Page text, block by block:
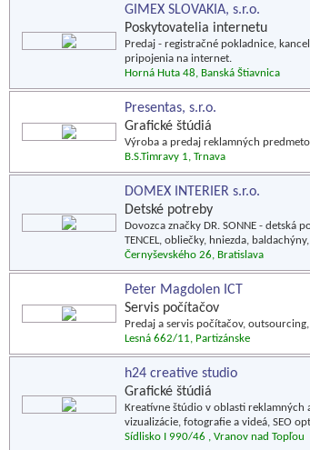
GIMEX SLOVAKIA, s.r.o.
Poskytovatelia internetu
Predaj - registračné pokladnice,
pripojenia na internet.
Horná Huta 48, Banská Štiavnica
Presentas, s.r.o.
Grafické štúdiá
Výroba a predaj reklamných
B.S.Timravy 1, Trnava
DOMEX INTERIER s.r.o.
Detské potreby
Dovozca značky DR. SONNE -
TENCEL, obliečky, hniezda,
Černyševského 26, Bratislava
Peter Magdolen ICT
Servis počítačov
Predaj a servis počítačov,
Lesná 662/11, Partizánske
h24 creative studio
Grafické štúdiá
Kreatívne štúdio v oblasti reklamných
vizualizácie, fotografie a videá, SEO
Sídlisko I 990/46 , Vranov nad Topľou